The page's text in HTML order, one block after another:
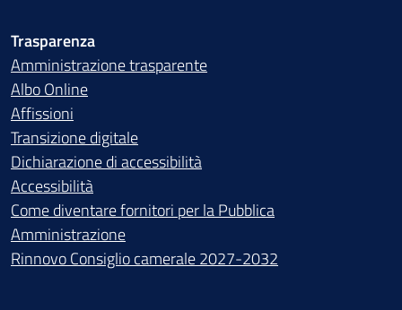
Trasparenza
Amministrazione trasparente
Albo Online
Affissioni
Transizione digitale
Dichiarazione di accessibilità
Accessibilità
Come diventare fornitori per la Pubblica
Amministrazione
Rinnovo Consiglio camerale 2027-2032